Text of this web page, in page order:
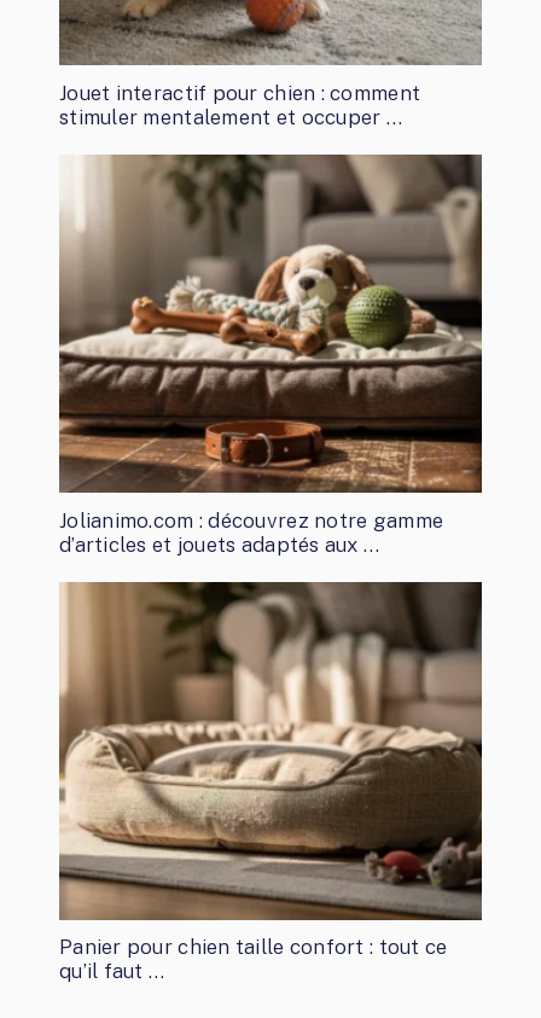
Jouet interactif pour chien : comment
stimuler mentalement et occuper …
Jolianimo.com : découvrez notre gamme
d’articles et jouets adaptés aux …
Panier pour chien taille confort : tout ce
qu’il faut …